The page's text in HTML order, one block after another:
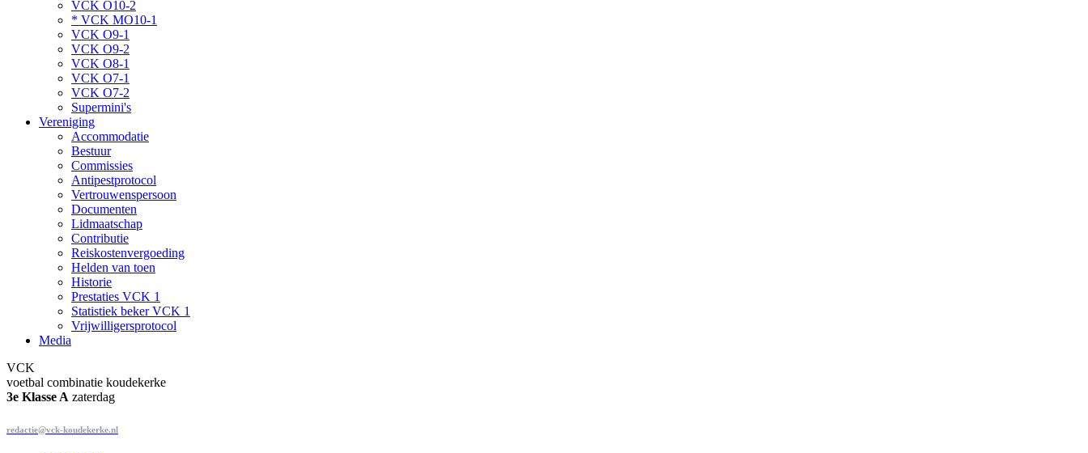
VCK O10-2
* VCK MO10-1
VCK O9-1
VCK O9-2
VCK O8-1
VCK O7-1
VCK O7-2
Supermini's
Vereniging
Accommodatie
Bestuur
Commissies
Antipestprotocol
Vertrouwenspersoon
Documenten
Lidmaatschap
Contributie
Reiskostenvergoeding
Helden van toen
Historie
Prestaties VCK 1
Statistiek beker VCK 1
Vrijwilligersprotocol
Media
VCK
voetbal combinatie koudekerke
3e Klasse A zaterdag
redactie@vck-koudekerke.nl